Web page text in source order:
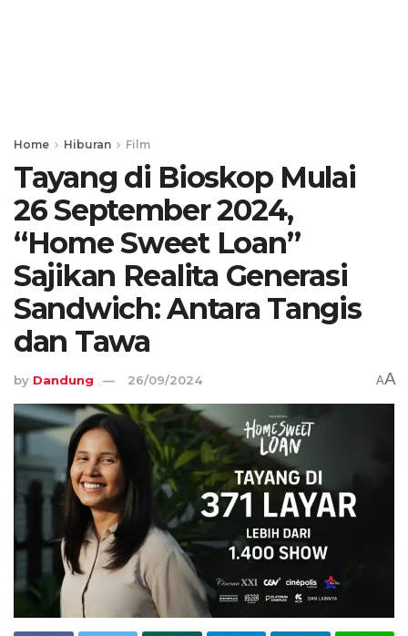
Home Hiburan Film
Tayang di Bioskop Mulai
26 September 2024,
“Home Sweet Loan”
Sajikan Realita Generasi
Sandwich: Antara Tangis
dan Tawa
by Dandung 26/09/2024 AA